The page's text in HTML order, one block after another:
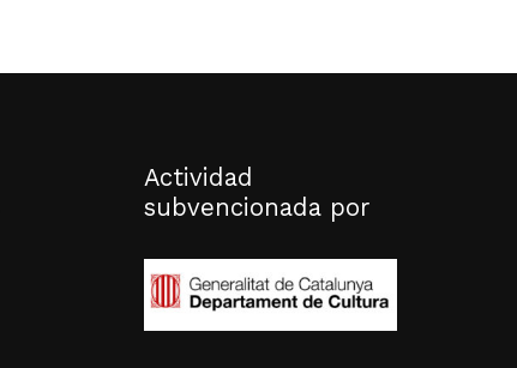
Actividad
subvencionada por